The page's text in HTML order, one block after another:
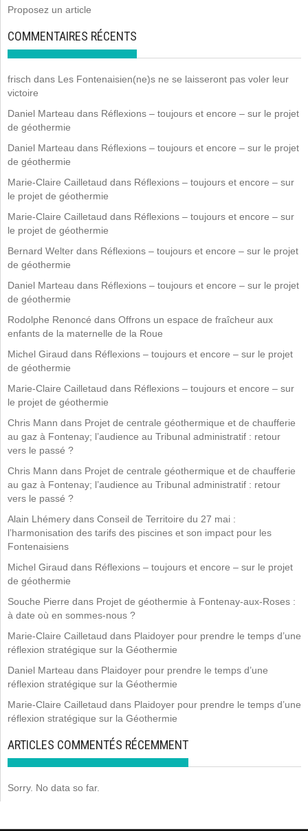
Proposez un article
COMMENTAIRES RÉCENTS
frisch dans Les Fontenaisien(ne)s ne se laisseront pas voler leur
victoire
Daniel Marteau dans Réflexions – toujours et encore – sur le projet
de géothermie
Daniel Marteau dans Réflexions – toujours et encore – sur le projet
de géothermie
Marie-Claire Cailletaud dans Réflexions – toujours et encore – sur
le projet de géothermie
Marie-Claire Cailletaud dans Réflexions – toujours et encore – sur
le projet de géothermie
Bernard Welter dans Réflexions – toujours et encore – sur le projet
de géothermie
Daniel Marteau dans Réflexions – toujours et encore – sur le projet
de géothermie
Rodolphe Renoncé dans Offrons un espace de fraîcheur aux
enfants de la maternelle de la Roue
Michel Giraud dans Réflexions – toujours et encore – sur le projet
de géothermie
Marie-Claire Cailletaud dans Réflexions – toujours et encore – sur
le projet de géothermie
Chris Mann dans Projet de centrale géothermique et de chaufferie
au gaz à Fontenay; l’audience au Tribunal administratif : retour
vers le passé ?
Chris Mann dans Projet de centrale géothermique et de chaufferie
au gaz à Fontenay; l’audience au Tribunal administratif : retour
vers le passé ?
Alain Lhémery dans Conseil de Territoire du 27 mai :
l’harmonisation des tarifs des piscines et son impact pour les
Fontenaisiens
Michel Giraud dans Réflexions – toujours et encore – sur le projet
de géothermie
Souche Pierre dans Projet de géothermie à Fontenay-aux-Roses :
à date où en sommes-nous ?
Marie-Claire Cailletaud dans Plaidoyer pour prendre le temps d’une
réflexion stratégique sur la Géothermie
Daniel Marteau dans Plaidoyer pour prendre le temps d’une
réflexion stratégique sur la Géothermie
Marie-Claire Cailletaud dans Plaidoyer pour prendre le temps d’une
réflexion stratégique sur la Géothermie
ARTICLES COMMENTÉS RÉCEMMENT
Sorry. No data so far.